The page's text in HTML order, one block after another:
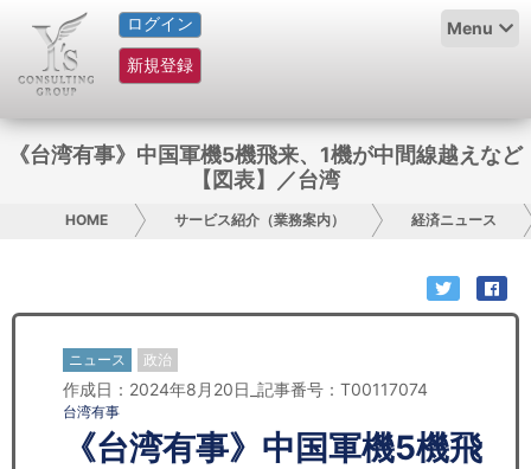
ログイン
新規登録
Menu
HOME
サービス紹介
コラム
お問い合わせ
日本人にPR
コンサルティング
《台湾有事》中国軍機5機飛来、1機が中間線越えなど
【図表】／台湾
HOME サービス紹介（業務案内） 経済ニュース
ニュース 政治
作成日：2024年8月20日_記事番号：T00117074
台湾有事
《台湾有事》中国軍機5機飛